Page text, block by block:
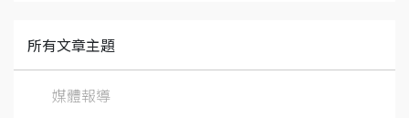
所有文章主題
媒體報導